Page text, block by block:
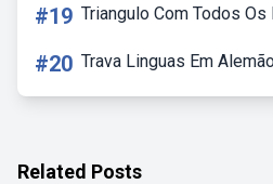
#19 Triangulo Com Todos
#20 Trava Linguas Em
Related Posts